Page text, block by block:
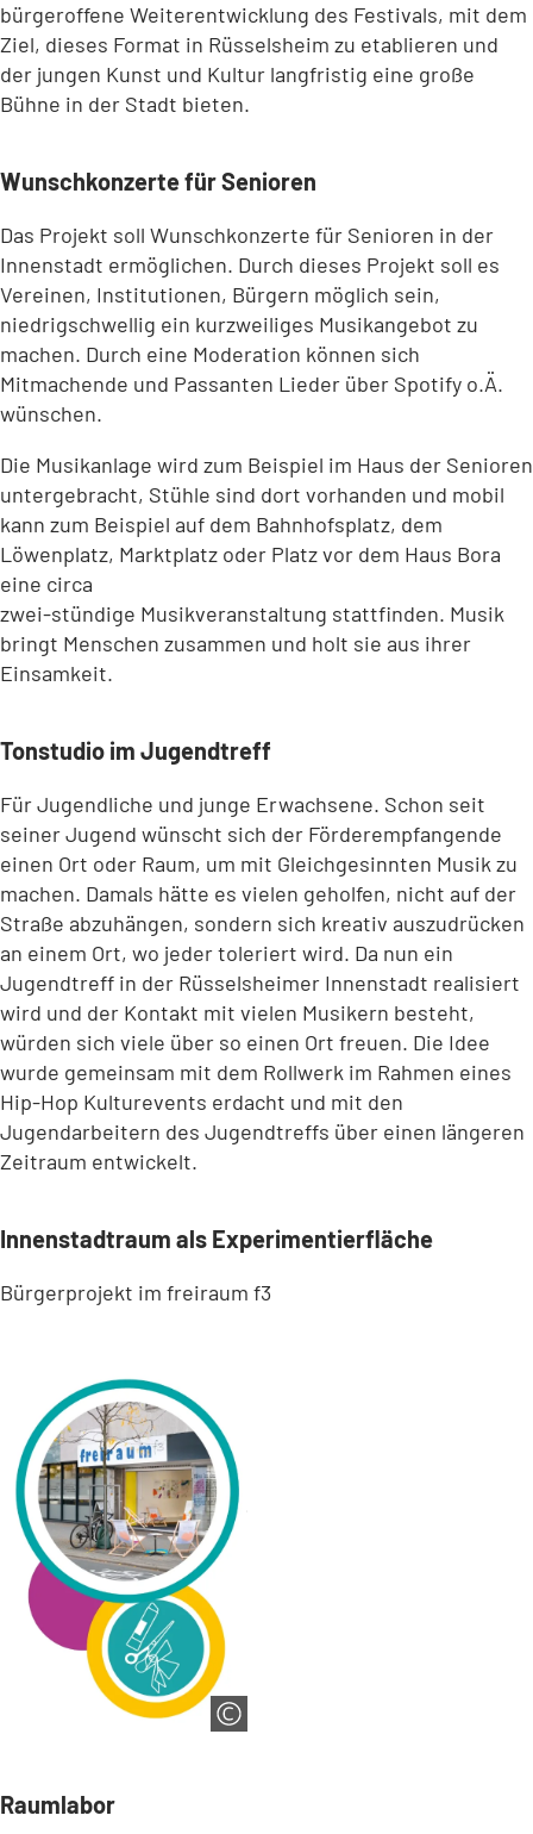
bürgeroffene Weiterentwicklung des Festivals, mit dem
Ziel, dieses Format in Rüsselsheim zu etablieren und
der jungen Kunst und Kultur langfristig eine große
Bühne in der Stadt bieten.
Wunschkonzerte für Senioren
Das Projekt soll Wunschkonzerte für Senioren in der
Innenstadt ermöglichen. Durch dieses Projekt soll es
Vereinen, Institutionen, Bürgern möglich sein,
niedrigschwellig ein kurzweiliges Musikangebot zu
machen. Durch eine Moderation können sich
Mitmachende und Passanten Lieder über Spotify o.Ä.
wünschen.
Die Musikanlage wird zum Beispiel im Haus der Senioren
untergebracht, Stühle sind dort vorhanden und mobil
kann zum Beispiel auf dem Bahnhofsplatz, dem
Löwenplatz, Marktplatz oder Platz vor dem Haus Bora
eine circa
zwei-stündige Musikveranstaltung stattfinden. Musik
bringt Menschen zusammen und holt sie aus ihrer
Einsamkeit.
Tonstudio im Jugendtreff
Für Jugendliche und junge Erwachsene. Schon seit
seiner Jugend wünscht sich der Förderempfangende
einen Ort oder Raum, um mit Gleichgesinnten Musik zu
machen. Damals hätte es vielen geholfen, nicht auf der
Straße abzuhängen, sondern sich kreativ auszudrücken
an einem Ort, wo jeder toleriert wird. Da nun ein
Jugendtreff in der Rüsselsheimer Innenstadt realisiert
wird und der Kontakt mit vielen Musikern besteht,
würden sich viele über so einen Ort freuen. Die Idee
wurde gemeinsam mit dem Rollwerk im Rahmen eines
Hip-Hop Kulturevents erdacht und mit den
Jugendarbeitern des Jugendtreffs über einen längeren
Zeitraum entwickelt.
Innenstadtraum als Experimentierfläche
Bürgerprojekt im freiraum f3
Raumlabor